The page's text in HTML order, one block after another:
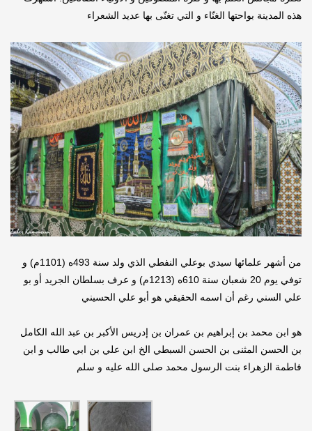
هذه المدينة بواحتها الغنّاء و التي تغنّى بها عديد الشعراء
من أشهر علمائها سيدي بوعلي النفطي الذي ولد سنة 493ه (1101م) و
توفي يوم 20 شعبان سنة 610ه (1213م) و عرف بسلطان الجريد أو بو
علي السني رغم أن اسمه الحقيقي هو أبو علي الحسيني
هو ابن محمد بن إبراهيم بن عمران بن إدريس الأكبر بن عبد الله الكامل
بن الحسن المثنى بن الحسن السبطي الخ ابن علي بن ابي طالب و ابن
فاطمة الزهراء بنت الرسول محمد صلى الله عليه و سلم